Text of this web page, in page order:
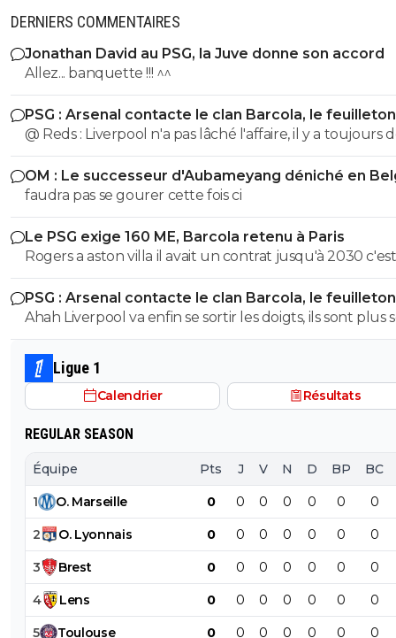
DERNIERS COMMENTAIRES
Jonathan David au PSG, la Juve donne son accord
Allez... banquette !!! ^^
PSG : Arsenal contacte le clan Barcola, le feuilleton
relancé
@ Reds : Liverpool n'a pas lâché l'affaire, il y a toujours
discussions entre les deux clubs.
OM : Le successeur d'Aubameyang déniché en
faudra pas se gourer cette fois ci
Le PSG exige 160 ME, Barcola retenu à Paris
Rogers a aston villa il avait un contrat jusqu'à 2030
cette raison qu'il a étais vendu si cher, c'est pas
avec barcola
PSG : Arsenal contacte le clan Barcola, le feuilleton
relancé
Ahah Liverpool va enfin se sortir les doigts, ils sont plus
sur le dossier. Y a que ça qui fera avancer le prix un
concurrence.
Ligue 1
Calendrier Résultats
REGULAR SEASON
Équipe Pts J V N D BP BC
1 O. Marseille 0 0 0 0 0 0 0
2 O. Lyonnais 0 0 0 0 0 0 0
3 Brest 0 0 0 0 0 0 0
4 Lens 0 0 0 0 0 0 0
5 Toulouse 0 0 0 0 0 0 0